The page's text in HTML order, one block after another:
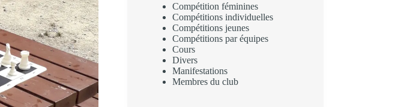
Compétition féminines
Compétitions individuelles
Compétitions jeunes
Compétitions par équipes
Cours
Divers
Manifestations
Membres du club